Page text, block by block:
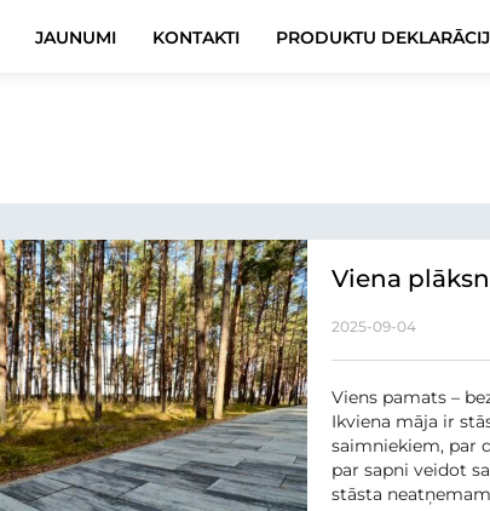
JAUNUMI KONTAKTI PRODUKTU
Viena
vidi?
2025-09-04
Viens pamats –
Ikviena māja ir
saimniekiem, par
par sapni veidot
stāsta